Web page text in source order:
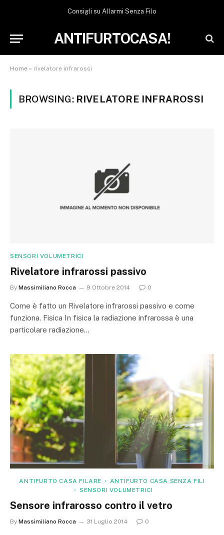
Consigli su Allarmi Senza Filo
ANTIFURTOCASA!
Home » rivelatore infrarossi
BROWSING: RIVELATORE INFRAROSSI
SENSORI VOLUMETRICI
Rivelatore infrarossi passivo
By Massimiliano Rocca 9 Ottobre 2014 0
Come è fatto un Rivelatore infrarossi passivo e come
funziona. Fisica In fisica la radiazione infrarossa è una
particolare radiazione…
ANTIFURTO CASA FILARE
ANTIFURTO CASA SENZA FILI
SENSORI VOLUMETRICI
Sensore infrarosso contro il vetro
By Massimiliano Rocca 31 Luglio 2014 0